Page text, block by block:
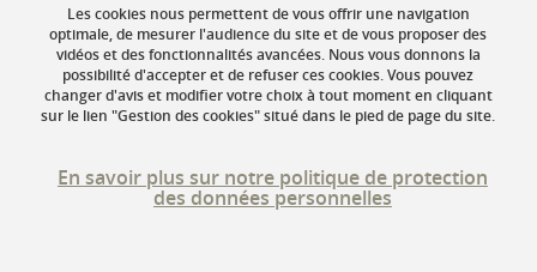
Données personnelles
Gestion des cookies
Accessibilité : non conforme
Les cookies nous permettent de vous offrir une navigation
optimale, de mesurer l'audience du site et de vous proposer des
vidéos et des fonctionnalités avancées. Nous vous donnons la
possibilité d'accepter et de refuser ces cookies. Vous pouvez
changer d'avis et modifier votre choix à tout moment en cliquant
sur le lien "Gestion des cookies" situé dans le pied de page du site.
En savoir plus sur notre politique de protection
des données personnelles